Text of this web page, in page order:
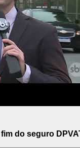
do seguro